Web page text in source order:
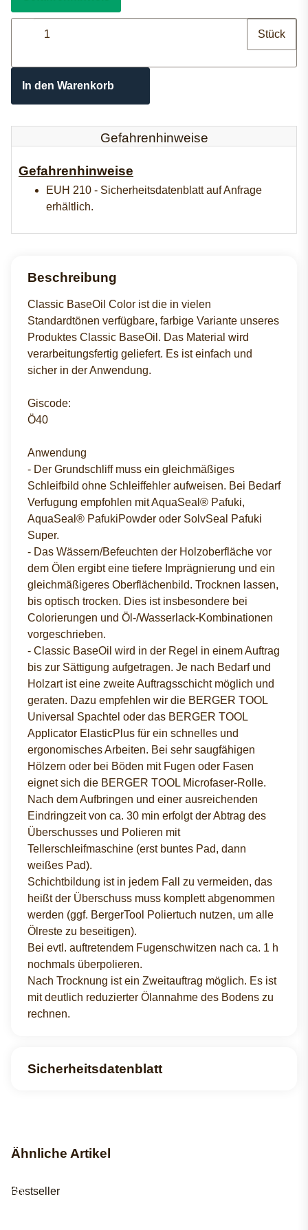
Stück
In den Warenkorb
Gefahrenhinweise
Gefahrenhinweise
EUH 210 - Sicherheitsdatenblatt auf Anfrage
erhältlich.
Beschreibung
Classic BaseOil Color ist die in vielen
Standardtönen verfügbare, farbige Variante unseres
Produktes Classic BaseOil. Das Material wird
verarbeitungsfertig geliefert. Es ist einfach und
sicher in der Anwendung.
Giscode:
Ö40
Anwendung
- Der Grundschliff muss ein gleichmäßiges
Schleifbild ohne Schleiffehler aufweisen. Bei Bedarf
Verfugung empfohlen mit AquaSeal® Pafuki,
AquaSeal® PafukiPowder oder SolvSeal Pafuki
Super.
- Das Wässern/Befeuchten der Holzoberfläche vor
dem Ölen ergibt eine tiefere Imprägnierung und ein
gleichmäßigeres Oberflächenbild. Trocknen lassen,
bis optisch trocken. Dies ist insbesondere bei
Colorierungen und Öl-/Wasserlack-Kombinationen
vorgeschrieben.
- Classic BaseOil wird in der Regel in einem Auftrag
bis zur Sättigung aufgetragen. Je nach Bedarf und
Holzart ist eine zweite Auftragsschicht möglich und
geraten. Dazu empfehlen wir die BERGER TOOL
Universal Spachtel oder das BERGER TOOL
Applicator ElasticPlus für ein schnelles und
ergonomisches Arbeiten. Bei sehr saugfähigen
Hölzern oder bei Böden mit Fugen oder Fasen
eignet sich die BERGER TOOL Microfaser-Rolle.
Nach dem Aufbringen und einer ausreichenden
Eindringzeit von ca. 30 min erfolgt der Abtrag des
Überschusses und Polieren mit
Tellerschleifmaschine (erst buntes Pad, dann
weißes Pad).
Schichtbildung ist in jedem Fall zu vermeiden, das
heißt der Überschuss muss komplett abgenommen
werden (ggf. BergerTool Poliertuch nutzen, um alle
Ölreste zu beseitigen).
Bei evtl. auftretendem Fugenschwitzen nach ca. 1 h
nochmals überpolieren.
Nach Trocknung ist ein Zweitauftrag möglich. Es ist
mit deutlich reduzierter Ölannahme des Bodens zu
rechnen.
Sicherheitsdatenblatt
Ähnliche Artikel
Bestseller